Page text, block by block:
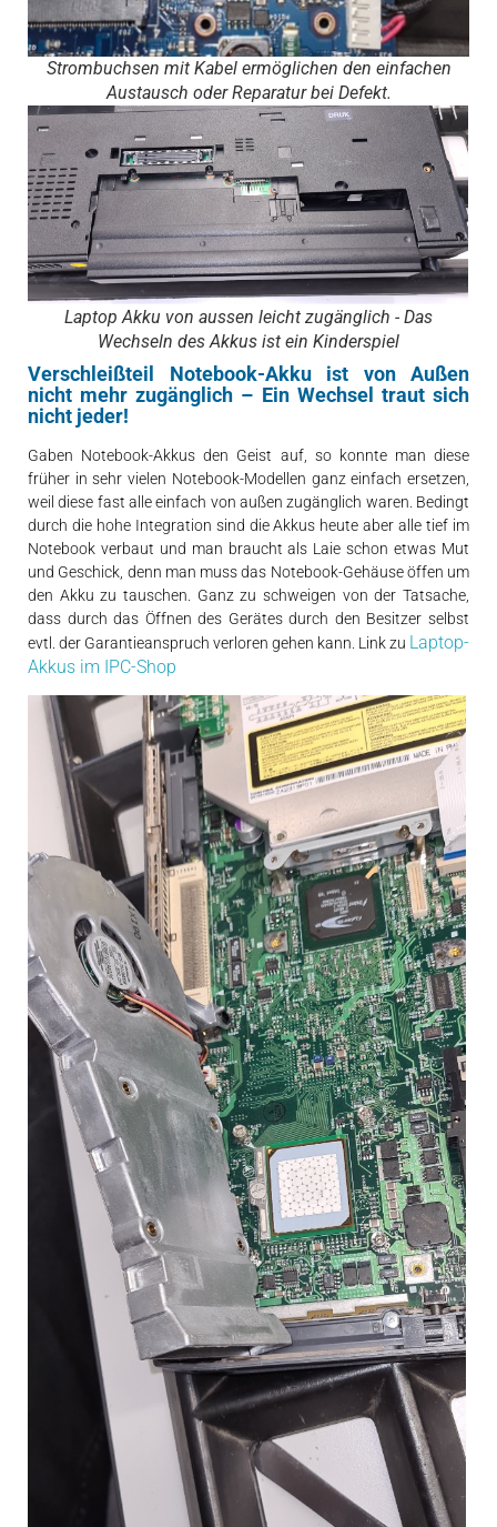
Strombuchsen mit Kabel ermöglichen den einfachen
Austausch oder Reparatur bei Defekt.
Laptop Akku von aussen leicht zugänglich - Das
Wechseln des Akkus ist ein Kinderspiel
Verschleißteil Notebook-Akku ist von Außen
nicht mehr zugänglich – Ein Wechsel traut sich
nicht jeder!
Gaben Notebook-Akkus den Geist auf, so konnte man diese
früher in sehr vielen Notebook-Modellen ganz einfach ersetzen,
weil diese fast alle einfach von außen zugänglich waren. Bedingt
durch die hohe Integration sind die Akkus heute aber alle tief im
Notebook verbaut und man braucht als Laie schon etwas Mut
und Geschick, denn man muss das Notebook-Gehäuse öffen um
den Akku zu tauschen. Ganz zu schweigen von der Tatsache,
dass durch das Öffnen des Gerätes durch den Besitzer selbst
evtl. der Garantieanspruch verloren gehen kann. Link zu Laptop-
Akkus im IPC-Shop